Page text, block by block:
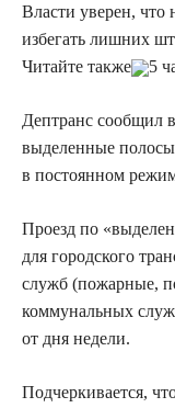
Власти уверен, что
избегать лишних
Читайте также
5
Дептранс сообщил
выделенные полосы
в постоянном
Проезд по
для городского
служб (пожарные,
коммунальных
от дня недели.
Подчеркивается,